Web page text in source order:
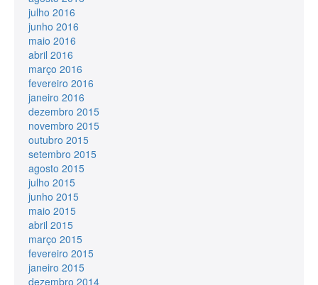
julho 2016
junho 2016
maio 2016
abril 2016
março 2016
fevereiro 2016
janeiro 2016
dezembro 2015
novembro 2015
outubro 2015
setembro 2015
agosto 2015
julho 2015
junho 2015
maio 2015
abril 2015
março 2015
fevereiro 2015
janeiro 2015
dezembro 2014